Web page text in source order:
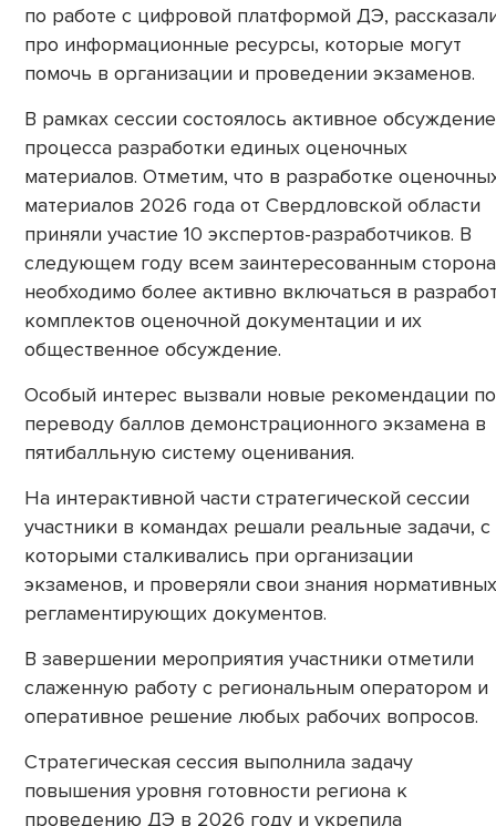
по работе с цифровой платформой ДЭ,
про информационные ресурсы, которые могут
помочь в организации и проведении экзаменов.
В рамках сессии состоялось активное обсуждение
процесса разработки единых оценочных
материалов. Отметим, что в разработке
материалов 2026 года от Свердловской области
приняли участие 10 экспертов-разработчиков. В
следующем году всем заинтересованным
необходимо более активно включаться в
комплектов оценочной документации и их
общественное обсуждение.
Особый интерес вызвали новые рекомендации по
переводу баллов демонстрационного экзамена в
пятибалльную систему оценивания.
На интерактивной части стратегической сессии
участники в командах решали реальные задачи, с
которыми сталкивались при организации
экзаменов, и проверяли свои знания
регламентирующих документов.
В завершении мероприятия участники отметили
слаженную работу с региональным оператором и
оперативное решение любых рабочих вопросов.
Стратегическая сессия выполнила задачу
повышения уровня готовности региона к
проведению ДЭ в 2026 году и укрепила